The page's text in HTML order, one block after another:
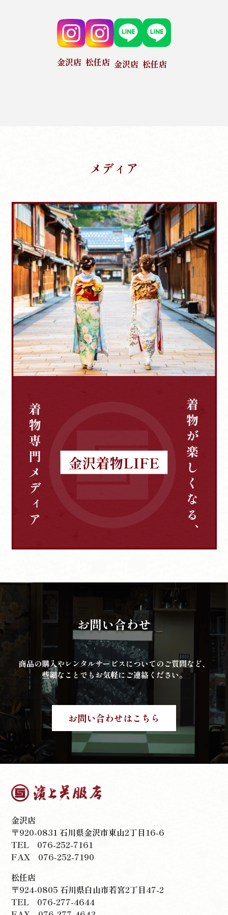
金沢店 松任店 金沢店 松任店
メディア
お問い合わせ
商品の購入やレンタルサービスについてのご質問など、
些細なことでもお気軽にご連絡ください。
お問い合わせはこちら
金沢店
〒920-0831 石川県金沢市東山2丁目16-6
TEL 076-252-7161
FAX 076-252-7190
松任店
〒924-0805 石川県白山市若宮2丁目47-2
TEL 076-277-4644